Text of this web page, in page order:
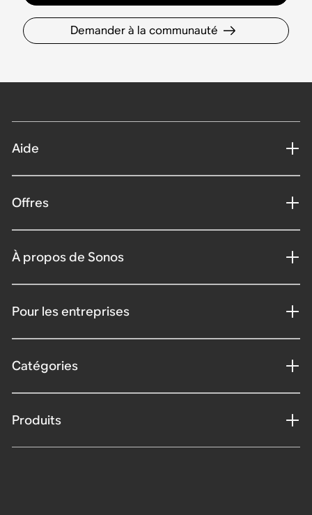
Demander à la communauté
Aide
Offres
À propos de Sonos
Pour les entreprises
Catégories
Produits